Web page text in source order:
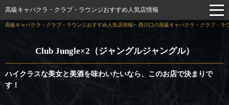
高級キャバクラ・クラブ・ラウンジおすすめ人気店情報
高級キャバクラ・クラブ・ラウンジおすすめ人気店情報 西川口の高級キャバクラ・クラブ・ラ
Club Jungle×2（ジャングルジャングル）
ハイクラスな美女と美酒を味わいたいなら、このお店で決まりで
す！